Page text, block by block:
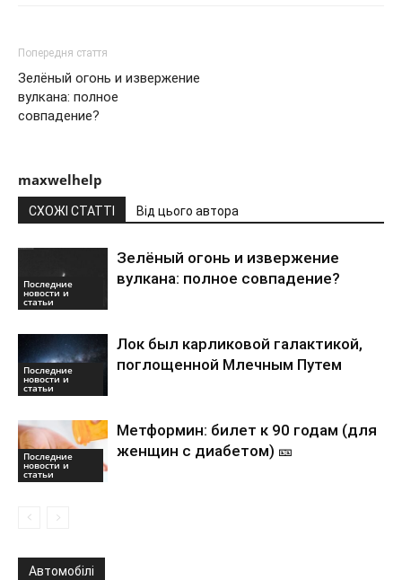
Попередня стаття
Зелёный огонь и извержение
вулкана: полное
совпадение?
maxwelhelp
СХОЖІ СТАТТІ Від цього автора
Последние
новости и
статьи
Зелёный огонь и извержение
вулкана: полное совпадение?
Последние
новости и
статьи
Лок был карликовой галактикой,
поглощенной Млечным Путем
Последние
новости и
статьи
Метформин: билет к 90 годам (для
женщин с диабетом) 🎫
Автомобілі